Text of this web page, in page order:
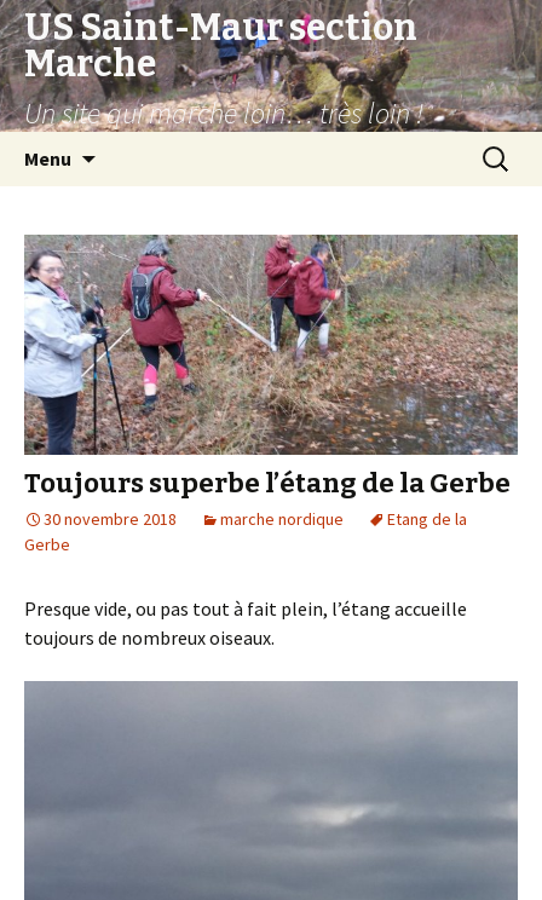
US Saint-Maur section
Marche
Un site qui marche loin… très loin !
Menu
Toujours superbe l’étang de la Gerbe
30 novembre 2018 marche nordique
Etang de la
Gerbe
Presque vide, ou pas tout à fait plein, l’étang accueille
toujours de nombreux oiseaux.